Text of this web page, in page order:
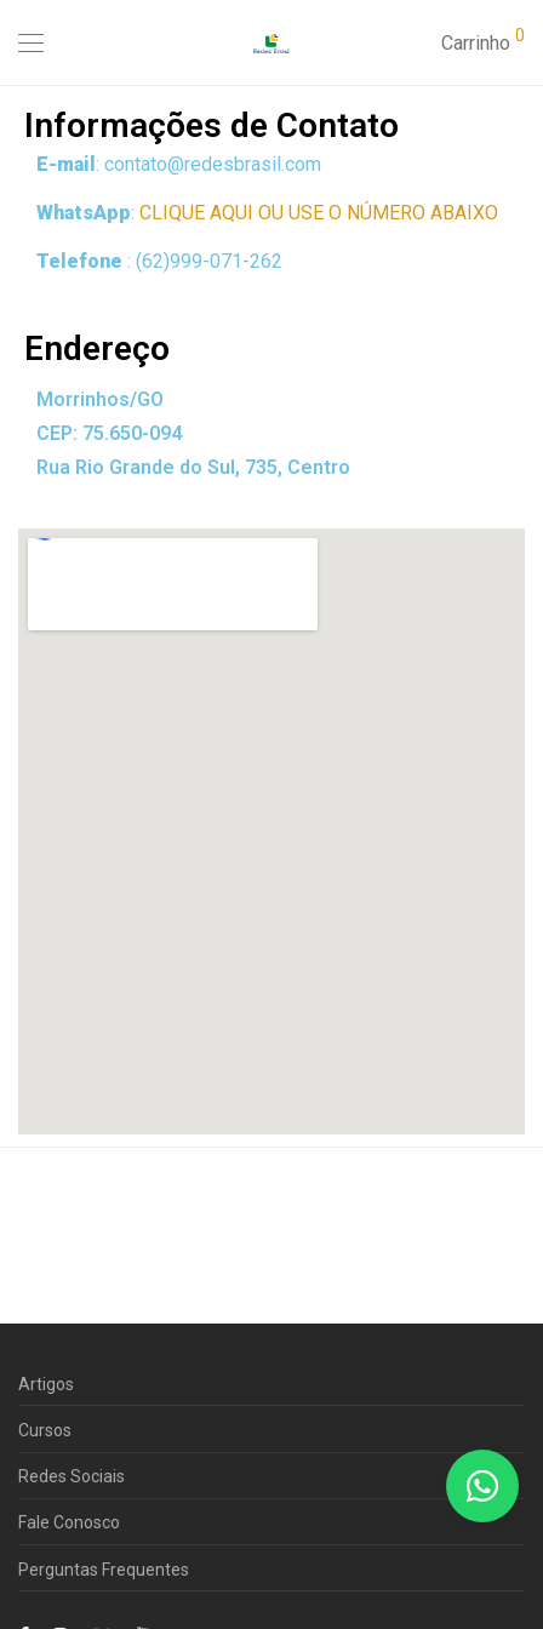
Carrinho 0
Informações de Contato
E-mail : contato@redesbrasil.com
WhatsApp: CLIQUE AQUI OU USE O NÚMERO ABAIXO
Telefone : (62)999-071-262
Endereço
Morrinhos/GO
CEP: 75.650-094
Rua Rio Grande do Sul, 735, Centro
Artigos
Cursos
Redes Sociais
Fale Conosco
Perguntas Frequentes